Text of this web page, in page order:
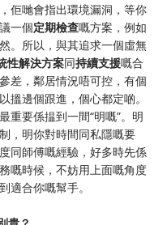
佢哋會指出環境漏洞，等你
一個定期檢查嘅方案，例如
。所以，與其追求一個虛無
性解決方案同持續支援嘅合
差，鄰居情況唔可控，有個
搵邊個跟進，個心都定啲。
重要係揾到一間“明嘅”。明
，明你對時間同私隱嘅要
同師傅嘅經驗，好多時先係
嘅時候，不妨用上面嘅角度
適合你嘅幫手。